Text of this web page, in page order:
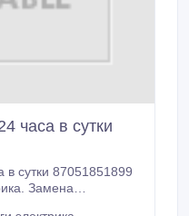
часа в сутки
Замена